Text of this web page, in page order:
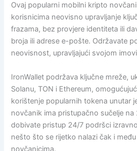
Ovaj popularni mobilni kripto
korisnicima neovisno upravljanje
frazama, bez provjere identiteta ili
broja ili adrese e-pošte. Održavate
neovisnost, upravljajući svojom
IronWallet podržava ključne mreže,
Solanu, TON i Ethereum,
korištenje popularnih tokena unutar
novčanik ima pristupačno sučelje na
dobivate pristup 24/7 podršci
nešto što se rijetko nalazi čak i
novčanicima.